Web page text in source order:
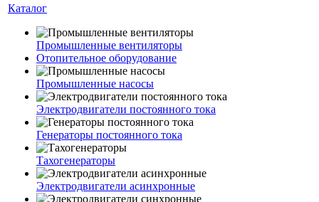
Каталог
Промышленные вентиляторы
Отопительное оборудование
Промышленные насосы
Электродвигатели постоянного тока
Генераторы постоянного тока
Тахогенераторы
Электродвигатели асинхронные